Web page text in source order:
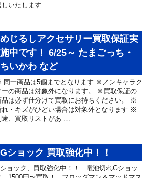
しいたします
めじるしアクセサリー買取保証実
施中です！ 6/25～ たまごっち・
ちいかわ など
同一商品は5個までとなります ※ノンキャラク
ーの商品は対象外になります。 ※買取保証の
品は必ず仕分けて買取にお持ちください。 ※
れ・キズがひどい場合は対象外となります ※
途、買取リストがあ …
Gショック 買取強化中！！
ョック、買取強化中！！ 電池切れGショッ